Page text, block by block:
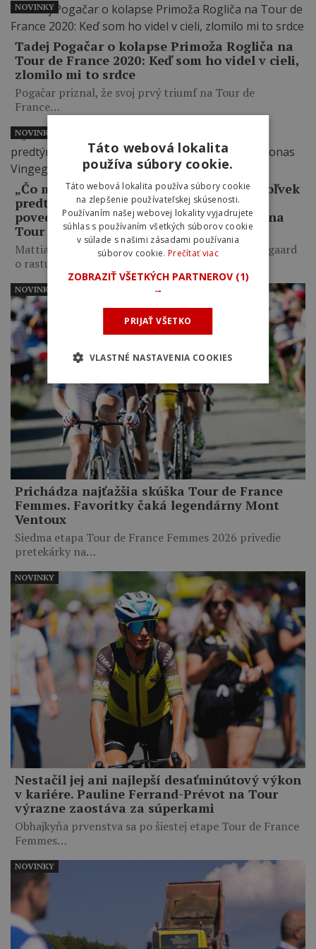
Tadej Pogačar o kolapse Primoža Rogliča na
Tour de France 2020: Keď som ho videl v cieli,
zlomilo mi to srdce
Pogačar priznal, že svoj prvý triumf na Tour de
France…
NOVINKY
„Čo mám robiť, keď som lepší ako kedykoľvek
predtým, a on mi napriek tomu odíde?,“
povedal Jonas Vingegaard o Pogačarovi na
Tour de France
Mattias Skjelmose prezradil, čo mu povedal Vingegaard
o rastúcom výkonnostnom…
NOVINKY
Prichádza najťažšia skúška Tour de France
Femmes. Favoritky čaká legendárny Mont
Ventoux
Siedma etapa Tour de France Femmes 2026 privedie
pretekárky na…
NOVINKY
Nestačil jej ani najlepší desaťminútový výkon
v kariére. Pauline Ferrand-Prévot na Tour
výrazne zaostáva za súperkami
Obhajkyňa prvenstva sa po šiestej etape Tour de France
Femmes…
NOVINKY
NOVINKY
Táto webová lokalita
používa súbory cookie.
Táto webová lokalita používa súbory cookie
na zlepšenie používateľskej skúsenosti.
Používaním našej webovej lokality vyjadrujete
súhlas s používaním všetkých súborov cookie
v súlade s našimi zásadami používania
súborov cookie. Prečítať viac
ZOBRAZIŤ VŠETKÝCH PARTNEROV (1)
→
PRIJAŤ VŠETKO
VLASTNÉ NASTAVENIA COOKIES